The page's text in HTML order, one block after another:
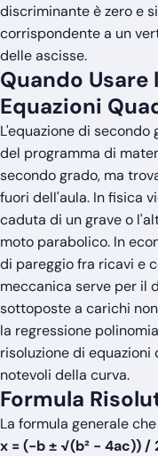
discriminante è zero e
corrispondente a un
delle ascisse.
Quando
Equazioni
L'equazione di
del programma di
secondo grado, ma
fuori dell'aula. In fisica
caduta di un grave o
moto parabolico. In
di pareggio fra ricavi e
meccanica serve per il
sottoposte a carichi
la regressione
risoluzione di
notevoli della curva.
Formula
La formula generale
x = (−b ± √(b² − 4ac)) /